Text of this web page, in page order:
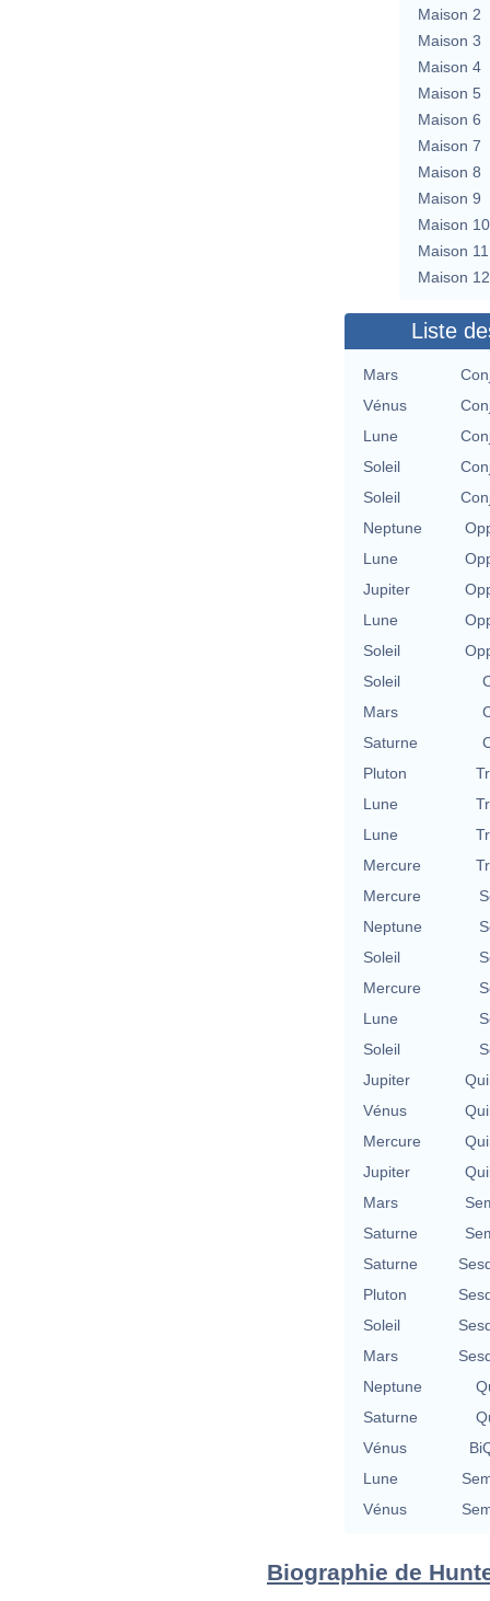
Maison 2
Maison 3
Maison 4
Maison 5
Maison 6
Maison 7
Maison 8
Maison 9
Maison 10
Maison 11
Maison 12
Liste
Mars
Vénus
Lune
Soleil
Soleil
Neptune
Lune
Jupiter
Lune
Soleil
Soleil
Mars
Saturne
Pluton
Lune
Lune
Mercure
Mercure
Neptune
Soleil
Mercure
Lune
Soleil
Jupiter
Vénus
Mercure
Jupiter
Mars
Saturne
Saturne
Pluton
Soleil
Mars
Neptune
Saturne
Vénus
Lune
Vénus
Biographie de